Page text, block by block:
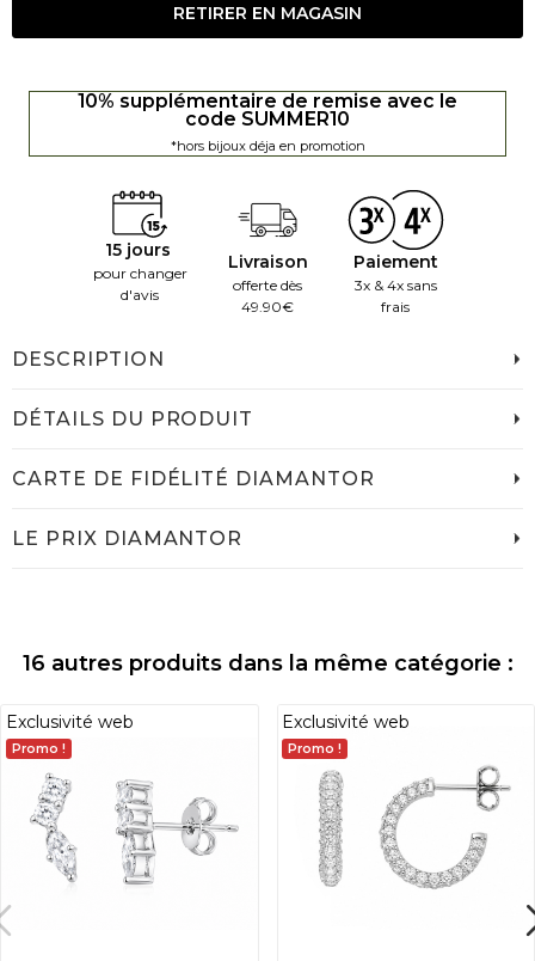
RETIRER EN MAGASIN
10% supplémentaire de remise avec le
code SUMMER10
*hors bijoux déja en promotion
15 jours
pour changer
d'avis
Livraison
offerte dès
49.90€
Paiement
3x & 4x sans
frais
DESCRIPTION
DÉTAILS DU PRODUIT
CARTE DE FIDÉLITÉ DIAMANTOR
LE PRIX DIAMANTOR
16 autres produits dans la même catégorie :
Exclusivité web
Promo !
Exclusivité web
Promo !